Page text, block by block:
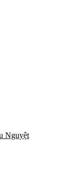
Nguyệt